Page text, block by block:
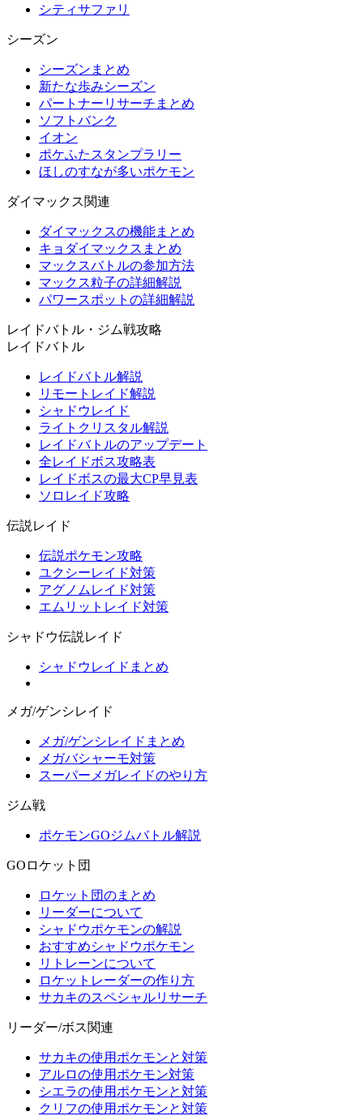
シティサファリ
シーズン
シーズンまとめ
新たな歩みシーズン
パートナーリサーチまとめ
ソフトバンク
イオン
ポケふたスタンプラリー
ほしのすなが多いポケモン
ダイマックス関連
ダイマックスの機能まとめ
キョダイマックスまとめ
マックスバトルの参加方法
マックス粒子の詳細解説
パワースポットの詳細解説
レイドバトル・ジム戦攻略
レイドバトル
レイドバトル解説
リモートレイド解説
シャドウレイド
ライトクリスタル解説
レイドバトルのアップデート
全レイドボス攻略表
レイドボスの最大CP早見表
ソロレイド攻略
伝説レイド
伝説ポケモン攻略
ユクシーレイド対策
アグノムレイド対策
エムリットレイド対策
シャドウ伝説レイド
シャドウレイドまとめ
メガ/ゲンシレイド
メガ/ゲンシレイドまとめ
メガバシャーモ対策
スーパーメガレイドのやり方
ジム戦
ポケモンGOジムバトル解説
GOロケット団
ロケット団のまとめ
リーダーについて
シャドウポケモンの解説
おすすめシャドウポケモン
リトレーンについて
ロケットレーダーの作り方
サカキのスペシャルリサーチ
リーダー/ボス関連
サカキの使用ポケモンと対策
アルロの使用ポケモン対策
シエラの使用ポケモンと対策
クリフの使用ポケモンと対策